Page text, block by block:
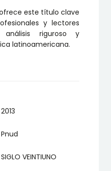
este título clave
y lectores
riguroso y
latinoamericana.
2013
Pnud
SIGLO VEINTIUNO